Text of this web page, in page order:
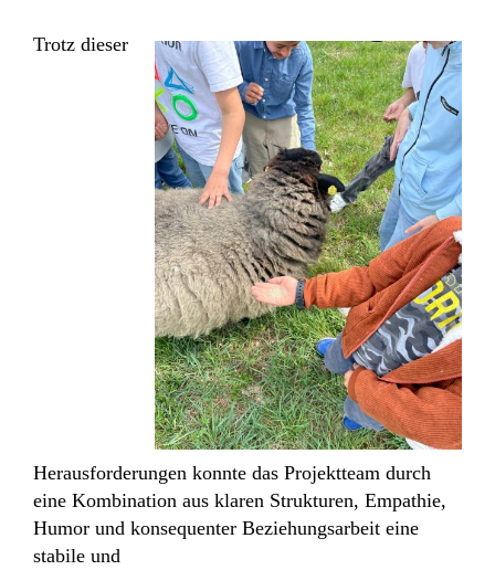
Trotz dieser
Herausforderungen konnte das Projektteam durch
eine Kombination aus klaren Strukturen, Empathie,
Humor und konsequenter Beziehungsarbeit eine
stabile und